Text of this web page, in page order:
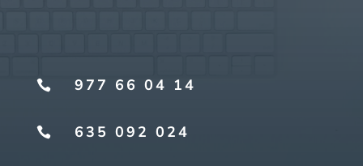
 977 66 04 14
 635 092 024